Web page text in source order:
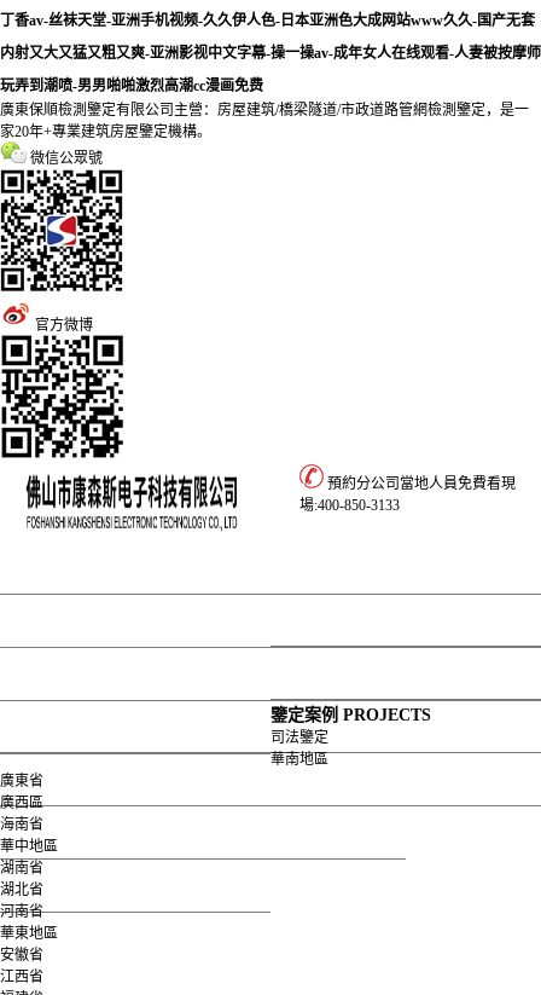
丁香av-丝袜天堂-亚洲手机视频-久久伊人色-日本亚洲色大成网站www久久-国产无套
内射又大又猛又粗又爽-亚洲影视中文字幕-操一操av-成年女人在线观看-人妻被按摩师
玩弄到潮喷-男男啪啪激烈高潮cc漫画免费
廣東保順檢測鑒定有限公司主營：房屋建筑/橋梁隧道/市政道路管網檢測鑒定，是一
家20年+專業建筑房屋鑒定機構。
微信公眾號
官方微博
企業理念
司法鑒定
華中地區
華北地區
西北地區
地基基礎
資費標準
預約分公司當地人員免費看現
場:400-850-3133
鑒定案例 PROJECTS
司法鑒定
華南地區
廣東省
廣西區
海南省
華中地區
湖南省
湖北省
河南省
華東地區
安徽省
江西省